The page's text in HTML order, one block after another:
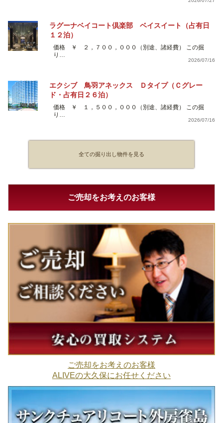
ラグーナベイコート倶楽部 ベイスイート（占有日
１２泊）
価格 ￥ ２，７００，０００（別途、諸経費） この掘
り…
2026/07/16
エクシブ 鳥羽アネックス Ｄタイプ（Ｃグレー
ド・占有日２６泊）
価格 ￥ １，５００，０００（別途、諸経費） この掘
り…
2026/07/16
全ての掘り出し物件を見る
ご売却をお考えのお客様
ご売却をお考えのお客様
ALIVEの大久保にお任せください